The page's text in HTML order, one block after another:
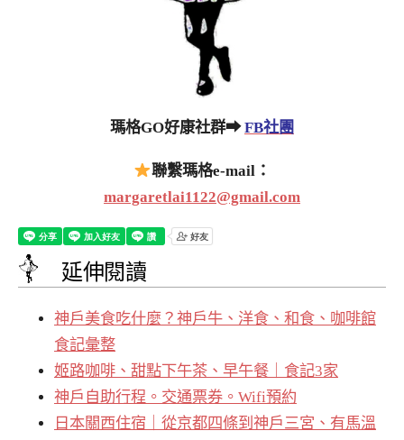
瑪格GO好康社群➡FB社團
聯繫瑪格e-mail：
margaretlai1122@gmail.com
延伸閱讀
神戶美食吃什麼？神戶牛、洋食、和食、咖啡館
食記彙整
姬路咖啡、甜點下午茶、早午餐｜食記3家
神戶自助行程。交通票券。Wifi預約
日本關西住宿｜從京都四條到神戶三宮、有馬溫